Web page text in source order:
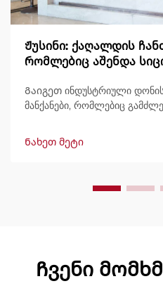
Ჟუსინი: ქაღალდის
რომლებიც აშენდა
Გაიგეთ ინდუსტრიული
მანქანები, რომლებიც
მსოფლიოში ნდობით
მარტივად მართვის და
Ნახეთ მეტი
Ჩვენი